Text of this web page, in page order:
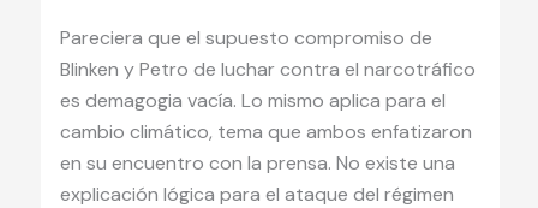
Pareciera que el supuesto compromiso de
Blinken y Petro de luchar contra el narcotráfico
es demagogia vacía. Lo mismo aplica para el
cambio climático, tema que ambos enfatizaron
en su encuentro con la prensa. No existe una
explicación lógica para el ataque del régimen